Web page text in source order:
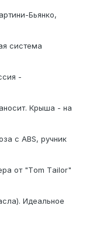
Бьянко,
система
-
Крыша - на
с АBS, ручник
от "Tоm Tаilоr"
Идеальное